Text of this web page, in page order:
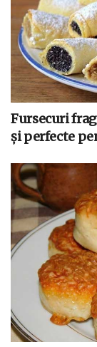
Fursecuri
și perfecte